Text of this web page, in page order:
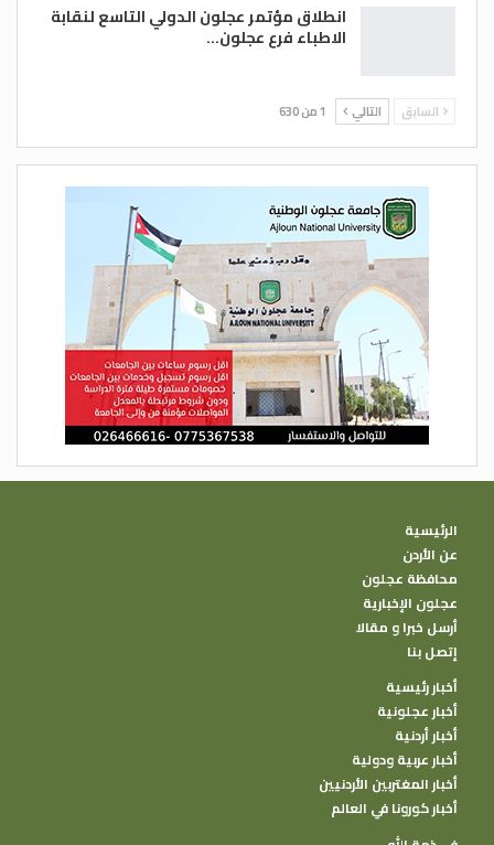
انطلاق مؤتمر عجلون الدولي التاسع لنقابة
الاطباء فرع عجلون…
السابق التالي 1 من 630
الرئيسية
عن الأردن
محافظة عجلون
عجلون الإخبارية
أرسل خبرا و مقالا
إتصل بنا
أخبار رئيسية
أخبار عجلونية
أخبار أردنية
أخبار عربية ودولية
أخبار المغتربين الأردنيين
أخبار كورونا في العالم